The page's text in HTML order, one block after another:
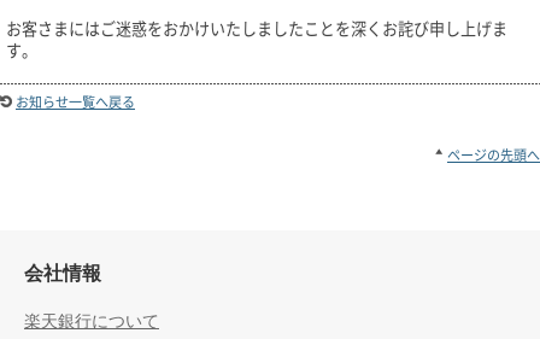
お客さまにはご迷惑をおかけいたしましたことを深くお詫び申し上げま
す。
お知らせ一覧へ戻る
ページの先頭へ
会社情報
楽天銀行について